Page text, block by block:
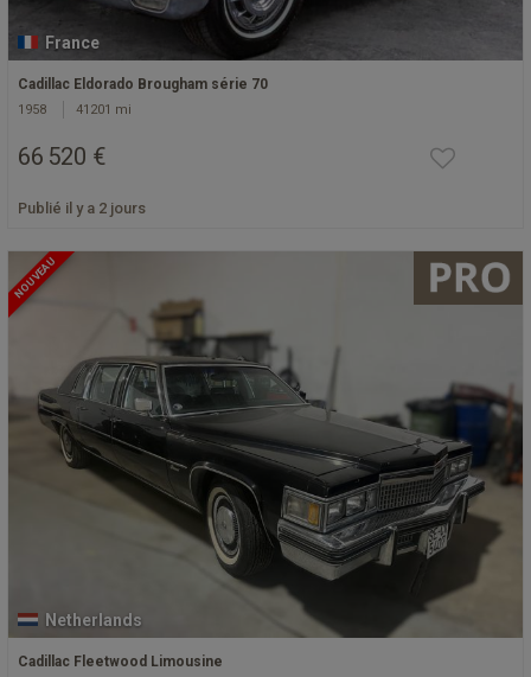
France
Cadillac Eldorado Brougham série 70
1958 41201 mi
66 520 €
Publié il y a 2 jours
NOUVEAU
Netherlands
Cadillac Fleetwood Limousine